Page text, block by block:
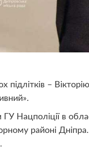
підлітків –
Нацполіції в
районі Дніпра.